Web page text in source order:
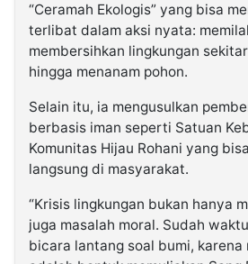
“Ceramah Ekologis” yang bisa
terlibat dalam aksi nyata:
membersihkan lingkungan
hingga menanam pohon.
Selain itu, ia mengusulkan
berbasis iman seperti Satuan
Komunitas Hijau Rohani yang
langsung di masyarakat.
“Krisis lingkungan bukan hanya
juga masalah moral. Sudah
bicara lantang soal bumi, karena